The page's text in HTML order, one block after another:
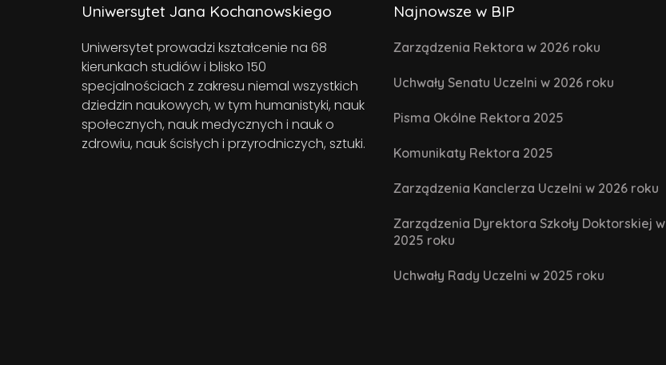
Uniwersytet Jana Kochanowskiego
Uniwersytet prowadzi kształcenie na 68
kierunkach studiów i blisko 150
specjalnościach z zakresu niemal wszystkich
dziedzin naukowych, w tym humanistyki, nauk
społecznych, nauk medycznych i nauk o
zdrowiu, nauk ścisłych i przyrodniczych, sztuki.
Najnowsze w BIP
Zarządzenia Rektora w 2026 roku
Uchwały Senatu Uczelni w 2026 roku
Pisma Okólne Rektora 2025
Komunikaty Rektora 2025
Zarządzenia Kanclerza Uczelni w 2026 roku
Zarządzenia Dyrektora Szkoły Doktorskiej w
2025 roku
Uchwały Rady Uczelni w 2025 roku